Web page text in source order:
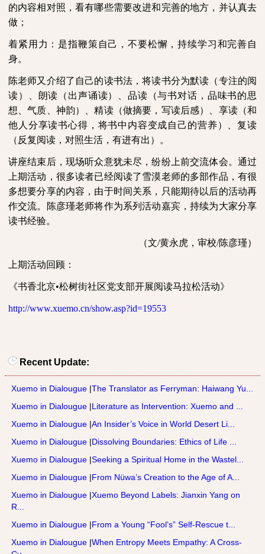
的内容相对照，看有哪些需要改进和完善的地方，并认真去
做；
着紧用力 ： 是指鞭策自己，不要松懈，持续学习和完善自
身。
陈老师又介绍了自己的读书法，将读书分为默读（专注的阅
读）、朗读（出声诵读）、品读（与书对话，品味书的思
想、气质、神韵）、精读（做摘要，写读后感）、享读（和
他人分享读书心得，将书中内容变成自己的营养）、复读
（反复阅读，对照生活，有进有出）。
讲座结束后，现场听众意犹未尽，纷纷上前交流体会。通过
上期活动，很多读者已经阅读了雪漠老师的多部作品，有很
多想要分享的内容，由于时间关系，只能期待以后的活动再
作交流。陈彦瑾老师将作为系列活动嘉宾，持续为大家分享
读书经验。
（文/黄永虎，审校/陈彦瑾）
上期活动回顾：
《书香北京•松树街社区党支部开展阅读马拉松活动》
http://www.xuemo.cn/show.asp?id=19553
Recent Update:
Xuemo in Dialougue |The Translator as Ferryman: Haiwang Yu...
Xuemo in Dialougue |Literature as Intervention: Xuemo and ...
Xuemo in Dialougue |An Insider’s Voice in World Desert Li...
Xuemo in Dialougue |Dissolving Boundaries: Ethics of Life ...
Xuemo in Dialougue |Seeking a Spiritual Home in the Wastel...
Xuemo in Dialougue |From Nüwa’s Creation to the Age of A...
Xuemo in Dialougue |Xuemo Beyond Labels: Jianxin Yang on
R...
Xuemo in Dialougue |From a Young “Fool’s” Self-Rescue t...
Xuemo in Dialougue |When Entropy Meets Empathy: A Cross-